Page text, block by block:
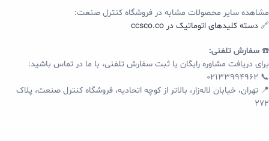
مشاهده سایر محصولات مشابه در فروشگاه کنترل صنعت:
🔗 دسته کلیدهای اتوماتیک در ccsco.co
☎️سفارش تلفنی:
برای دریافت مشاوره رایگان یا ثبت سفارش تلفنی، با ما در تماس باشید:
📞 02133994962
📍 تهران، خیابان لاله‌زار، بالاتر از کوچه اتحادیه، فروشگاه کنترل صنعت، پلاک
272